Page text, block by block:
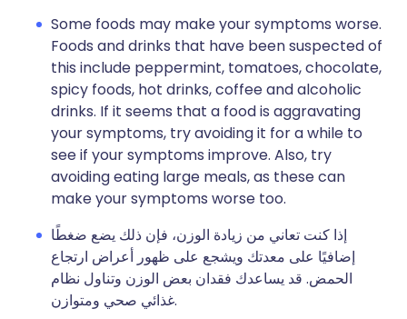
Some foods may make your symptoms worse.
Foods and drinks that have been suspected of
this include peppermint, tomatoes, chocolate,
spicy foods, hot drinks, coffee and alcoholic
drinks. If it seems that a food is aggravating
your symptoms, try avoiding it for a while to
see if your symptoms improve. Also, try
avoiding eating large meals, as these can
make your symptoms worse too.
إذا كنت تعاني من زيادة الوزن، فإن ذلك يضع ضغطًا
إضافيًا على معدتك ويشجع على ظهور أعراض ارتجاع
الحمض. قد يساعدك فقدان بعض الوزن وتناول نظام
غذائي صحي ومتوازن.